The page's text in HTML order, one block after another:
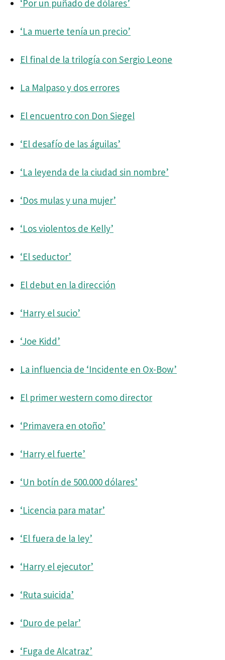
‘Por un puñado de dólares’
‘La muerte tenía un precio’
El final de la trilogía con Sergio Leone
La Malpaso y dos errores
El encuentro con Don Siegel
‘El desafío de las águilas’
‘La leyenda de la ciudad sin nombre’
‘Dos mulas y una mujer’
‘Los violentos de Kelly’
‘El seductor’
El debut en la dirección
‘Harry el sucio’
‘Joe Kidd’
La influencia de ‘Incidente en Ox-Bow’
El primer western como director
‘Primavera en otoño’
‘Harry el fuerte’
‘Un botín de 500.000 dólares’
‘Licencia para matar’
‘El fuera de la ley’
‘Harry el ejecutor’
‘Ruta suicida’
‘Duro de pelar’
‘Fuga de Alcatraz’